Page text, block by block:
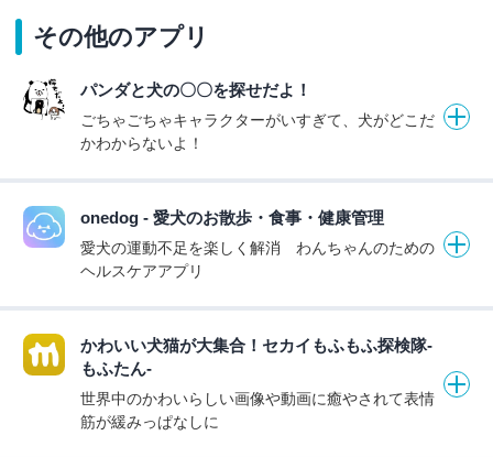
その他のアプリ
パンダと犬の〇〇を探せだよ！
ごちゃごちゃキャラクターがいすぎて、犬がどこだ
かわからないよ！
onedog - 愛犬のお散歩・食事・健康管理
愛犬の運動不足を楽しく解消 わんちゃんのための
ヘルスケアアプリ
かわいい犬猫が大集合！セカイもふもふ探検隊-
もふたん-
世界中のかわいらしい画像や動画に癒やされて表情
筋が緩みっぱなしに